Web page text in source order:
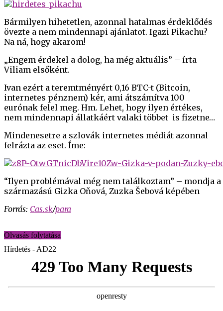
Bármilyen hihetetlen, azonnal hatalmas érdeklődés
övezte a nem mindennapi ajánlatot. Igazi Pikachu?
Na ná, hogy akarom!
„Engem érdekel a dolog, ha még aktuális” – írta
Viliam elsőként.
Ivan ezért a teremtményért 0,16 BTC-t (Bitcoin,
internetes pénznem) kér, ami átszámítva 100
eurónak felel meg. Hm. Lehet, hogy ilyen értékes,
nem mindennapi állatkáért valaki többet is fizetne…
Mindenesetre a szlovák internetes médiát azonnal
felrázta az eset. Íme:
“Ilyen problémával még nem találkoztam” – mondja
származású Gizka Oňová, Zuzka Šebová képében
Forrás: Cas.sk/para
Olvasás folytatása
Hírdetés - AD22